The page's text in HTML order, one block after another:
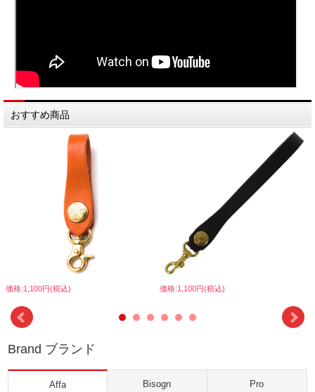
おすすめ商品
価格:1,100円(税込) 価格:1,100円(税込)
Brand ブランド
Affa Bisogn Pro